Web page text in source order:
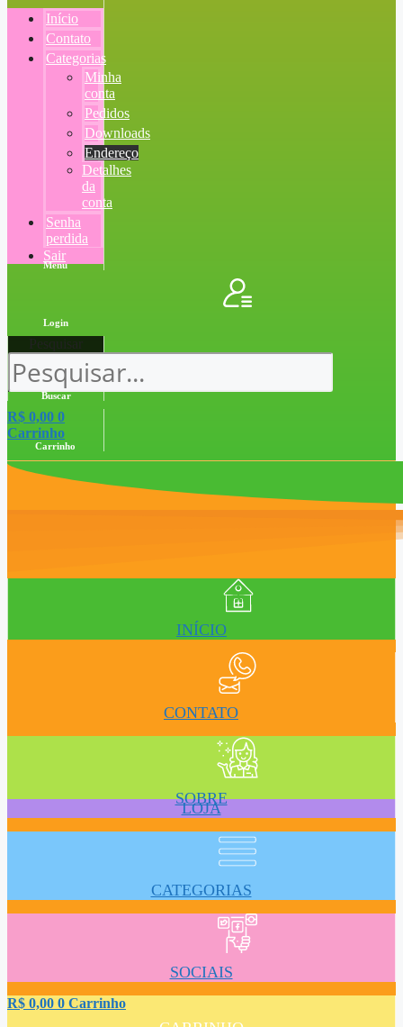
Início
Contato
Categorias
Minha
conta
Pedidos
Downloads
Endereço
Detalhes
da
conta
Senha
perdida
Sair
Menu
Login
Pesquisar
Buscar
R$ 0,00 0
Carrinho
Carrinho
INÍCIO
CONTATO
SOBRE
LOJA
CATEGORIAS
SOCIAIS
R$ 0,00 0 Carrinho